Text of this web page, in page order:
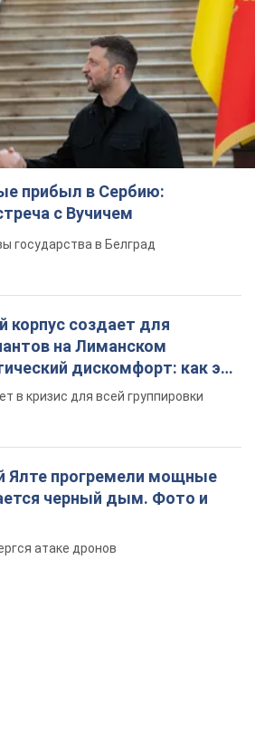
прибыл в Сербию:
с Вучичем
государства в Белград
корпус создает для
на Лиманском
дискомфорт: как это
в кризис для всей группировки
Ялте прогремели мощные
черный дым. Фото и
атаке дронов